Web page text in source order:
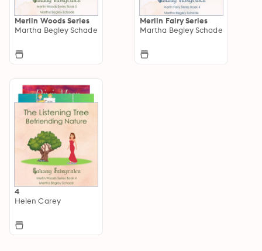
Merlin Woods Series
Martha Begley Schade
Merlin Fairy Series
Martha Begley Schade
4
Helen Carey